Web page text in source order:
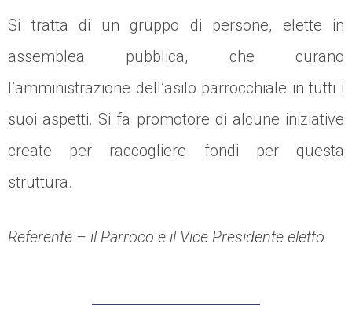
Si tratta di un gruppo di persone, elette in
assemblea pubblica, che curano
l’amministrazione dell’asilo parrocchiale in tutti i
suoi aspetti. Si fa promotore di alcune iniziative
create per raccogliere fondi per questa
struttura.
Referente – il Parroco e il Vice Presidente eletto